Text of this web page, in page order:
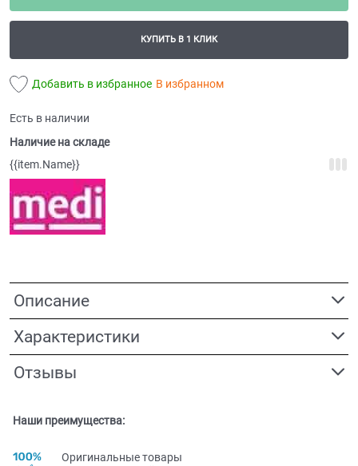
КУПИТЬ В 1 КЛИК
Добавить в избранное В избранном
Есть в наличии
Наличие на складе
{{item.Name}}
Описание
Характеристики
Отзывы
Наши преимущества:
Оригинальные товары